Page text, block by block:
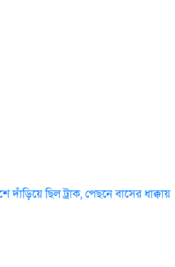
দাঁড়িয়ে ছিল ট্রাক, পেছনে বাসের ধাক্কায়